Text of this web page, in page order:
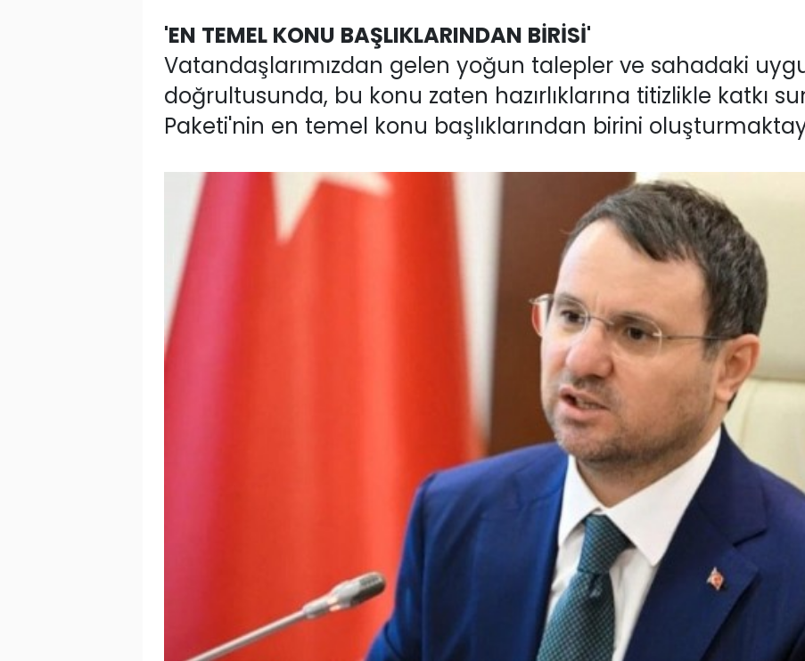
'EN TEMEL KONU BAŞLIKLARINDAN BİRİSİ'
Vatandaşlarımızdan gelen yoğun talepler ve sahadaki
doğrultusunda, bu konu zaten hazırlıklarına titizlikle katkı
Paketi'nin en temel konu başlıklarından birini